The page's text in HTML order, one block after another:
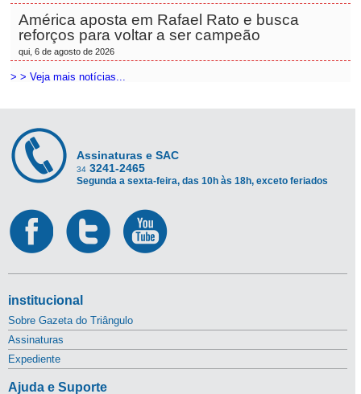
América aposta em Rafael Rato e busca
reforços para voltar a ser campeão
qui, 6 de agosto de 2026
> > Veja mais notícias...
Assinaturas e SAC
34 3241-2465
Segunda a sexta-feira, das 10h às 18h, exceto feriados
institucional
Sobre Gazeta do Triângulo
Assinaturas
Expediente
Ajuda e Suporte